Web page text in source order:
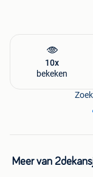
10x
bekeken
Meer van